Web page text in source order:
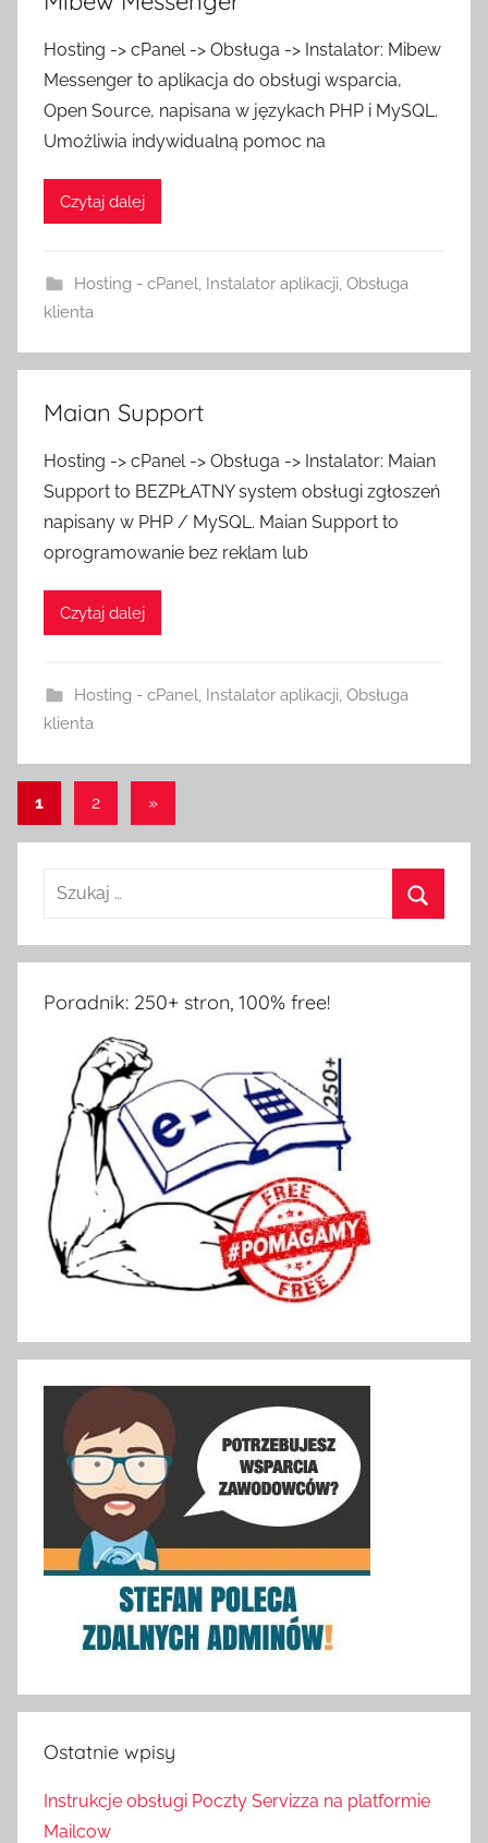
Hosting -> cPanel -> Obsługa -> Instalator: Mibew
Messenger to aplikacja do obsługi wsparcia,
Open Source, napisana w językach PHP i MySQL.
Umożliwia indywidualną pomoc na
Czytaj dalej
Hosting - cPanel, Instalator aplikacji, Obsługa
klienta
Maian Support
Hosting -> cPanel -> Obsługa -> Instalator: Maian
Support to BEZPŁATNY system obsługi zgłoszeń
napisany w PHP / MySQL. Maian Support to
oprogramowanie bez reklam lub
Czytaj dalej
Hosting - cPanel, Instalator aplikacji, Obsługa
klienta
Stronicowanie
wpisów
1 2
Następne
wpisy
»
Poradnik: 250+ stron, 100% free!
Ostatnie wpisy
Instrukcje obsługi Poczty Servizza na platformie
Mailcow